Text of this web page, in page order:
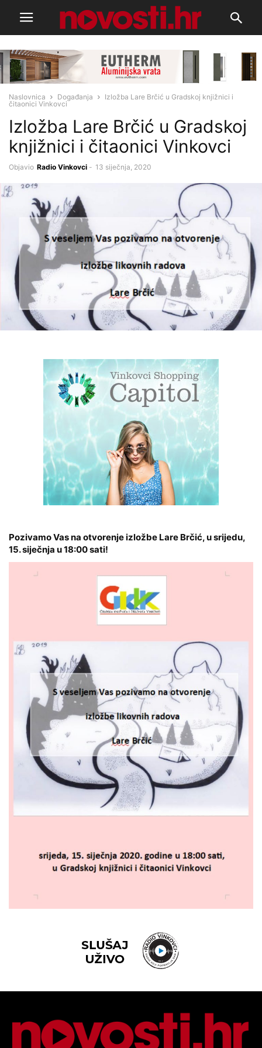
Naslovnica Događanja
Izložba Lare Brčić u Gradskoj knjižnici i
čitaonici Vinkovci
Izložba Lare Brčić u Gradskoj
knjižnici i čitaonici Vinkovci
Objavio Radio Vinkovci - 13 siječnja, 2020
Pozivamo Vas na otvorenje izložbe Lare Brčić, u srijedu,
15. siječnja u 18:00 sati!